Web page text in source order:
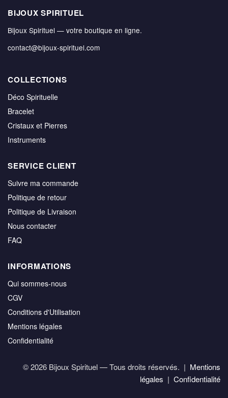
BIJOUX SPIRITUEL
Bijoux Spirituel — votre boutique en ligne.
contact@bijoux-spirituel.com
COLLECTIONS
Déco Spirituelle
Bracelet
Cristaux et Pierres
Instruments
SERVICE CLIENT
Suivre ma commande
Politique de retour
Politique de Livraison
Nous contacter
FAQ
INFORMATIONS
Qui sommes-nous
CGV
Conditions d'Utilisation
Mentions légales
Confidentialité
© 2026 Bijoux Spirituel — Tous droits réservés. | Mentions
légales | Confidentialité